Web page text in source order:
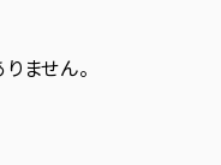
ません。